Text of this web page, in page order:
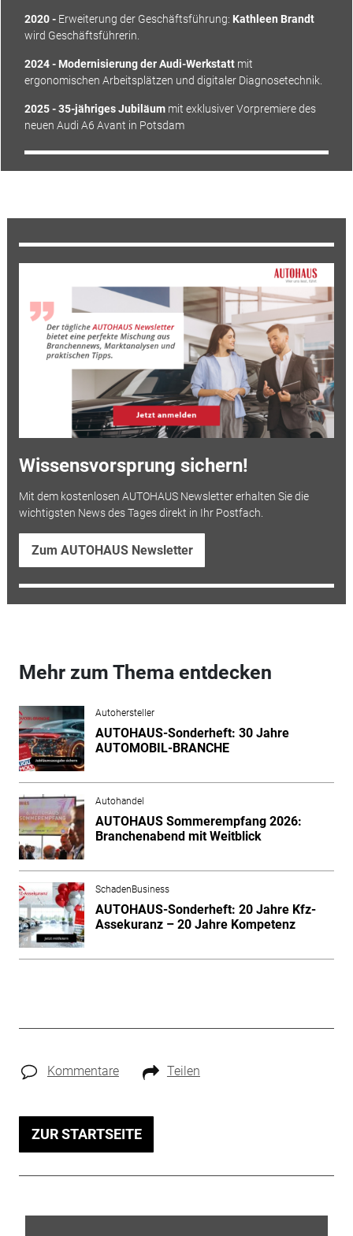
2020 - Erweiterung der Geschäftsführung: Kathleen Brandt
wird Geschäftsführerin.
2024 - Modernisierung der Audi-Werkstattmit
ergonomischen Arbeitsplätzen und digitaler Diagnosetechnik.
2025 -35-jähriges Jubiläummit exklusiver Vorpremiere des
neuen Audi A6 Avant in Potsdam
Wissensvorsprung sichern!
Mit dem kostenlosen AUTOHAUS Newsletter erhalten Sie die
wichtigsten News des Tages direkt in Ihr Postfach.
Zum AUTOHAUS Newsletter
Mehr zum Thema entdecken
Autohersteller
AUTOHAUS-Sonderheft: 30 Jahre
AUTOMOBIL-BRANCHE
Autohandel
AUTOHAUS Sommerempfang 2026:
Branchenabend mit Weitblick
SchadenBusiness
AUTOHAUS-Sonderheft: 20 Jahre Kfz-
Assekuranz – 20 Jahre Kompetenz
Kommentare Teilen
ZUR STARTSEITE